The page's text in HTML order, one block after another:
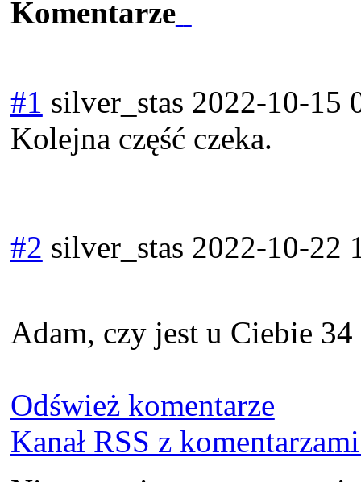
Komentarze
#1 silver_stas 2022-10-15
Kolejna część czeka.
#2 silver_stas 2022-10-22
Adam, czy jest u Ciebie
Odśwież komentarze
Kanał RSS z